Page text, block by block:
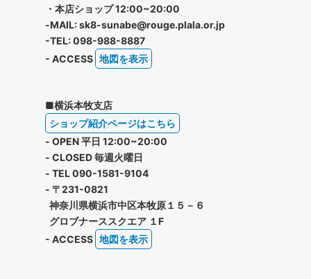
・本店ショップ 12:00~20:00
-MAIL: sk8-sunabe@rouge.plala.or.jp
-TEL: 098-988-8887
- ACCESS 地図を表示
■横浜本牧支店
ショップ紹介ページはこちら
- OPEN 平日 12:00~20:00
- CLOSED 毎週火曜日
- TEL 090-1581-9104
- 〒231-0821
神奈川県横浜市中区本牧原１５－６
グロブナーススクエア １F
- ACCESS 地図を表示